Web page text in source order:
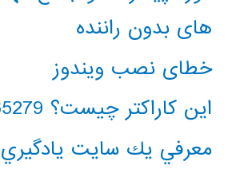
های بدون راننده
خطای نصب ویندوز
این کاراکتر چیست؟ 65279
معرفي يك سايت يادگيري